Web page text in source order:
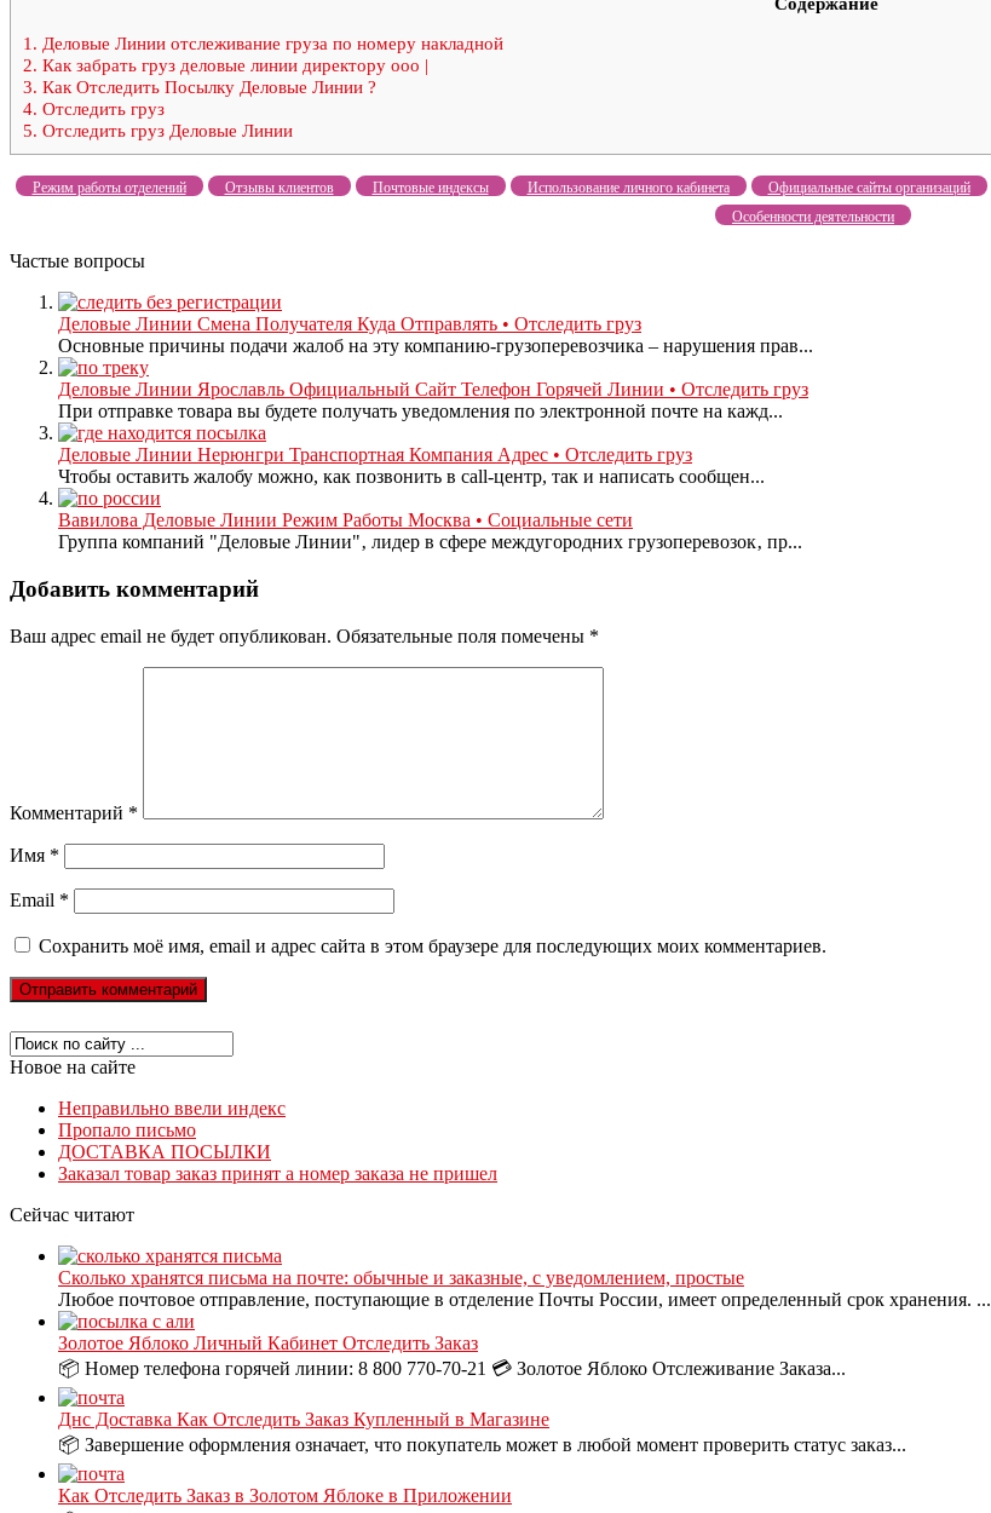
1. Деловые Линии отслеживание груза по номеру накладной
2. Как забрать груз деловые линии директору ооо |
3. Как Отследить Посылку Деловые Линии ?
4. Отследить груз
5. Отследить груз Деловые Линии
Режим работы отделений Отзывы клиентов Почтовые индексы Использование личного кабинета Официальные сайты организаций
Особенности деятельности
Частые вопросы
Деловые Линии Смена Получателя Куда Отправлять • Отследить груз
Основные причины подачи жалоб на эту компанию-грузоперевозчика – нарушения прав...
Деловые Линии Ярославль Официальный Сайт Телефон Горячей Линии • Отследить груз
При отправке товара вы будете получать уведомления по электронной почте на кажд...
Деловые Линии Нерюнгри Транспортная Компания Адрес • Отследить груз
Чтобы оставить жалобу можно, как позвонить в call-центр, так и написать сообщен...
Вавилова Деловые Линии Режим Работы Москва • Социальные сети
Группа компаний "Деловые Линии"‚ лидер в сфере междугородних грузоперевозок‚ пр...
Добавить комментарий
Ваш адрес email не будет опубликован. Обязательные поля помечены *
Комментарий *
Имя *
Email *
Сохранить моё имя, email и адрес сайта в этом браузере для последующих моих комментариев.
Новое на сайте
Неправильно ввели индекс
Пропало письмо
ДОСТАВКА ПОСЫЛКИ
Заказал товар заказ принят а номер заказа не пришел
Сейчас читают
Сколько хранятся письма на почте: обычные и заказные, с уведомлением, простые
Любое почтовое отправление, поступающие в отделение Почты России, имеет определенный срок хранения. ...
Золотое Яблоко Личный Кабинет Отследить Заказ
📦 Номер телефона горячей линии: 8 800 770-70-21 💳 Золотое Яблоко Отслеживание Заказа...
Днс Доставка Как Отследить Заказ Купленный в Магазине
📦 Завершение оформления означает, что покупатель может в любой момент проверить статус заказ...
Как Отследить Заказ в Золотом Яблоке в Приложении